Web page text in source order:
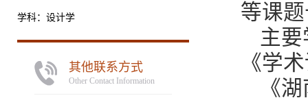
学科：设计学
其他联系方式
Other Contact Information
等课
主
《学
《